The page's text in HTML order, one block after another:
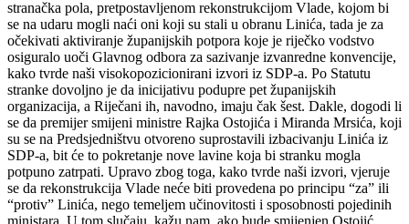
stranačka pola, pretpostavljenom rekonstrukcijom Vlade, kojom bi
se na udaru mogli naći oni koji su stali u obranu Linića, tada je za
očekivati aktiviranje županijskih potpora koje je riječko vodstvo
osiguralo uoči Glavnog odbora za sazivanje izvanredne konvencije,
kako tvrde naši visokopozicionirani izvori iz SDP-a. Po Statutu
stranke dovoljno je da inicijativu podupre pet županijskih
organizacija, a Riječani ih, navodno, imaju čak šest. Dakle, dogodi li
se da premijer smijeni ministre Rajka Ostojića i Miranda Mrsića, koji
su se na Predsjedništvu otvoreno suprostavili izbacivanju Linića iz
SDP-a, bit će to pokretanje nove lavine koja bi stranku mogla
potpuno zatrpati. Upravo zbog toga, kako tvrde naši izvori, vjeruje
se da rekonstrukcija Vlade neće biti provedena po principu “za” ili
“protiv” Linića, nego temeljem učinovitosti i sposobnosti pojedinih
ministara. U tom slučaju, kažu nam, ako bude smijenjen Ostojić,